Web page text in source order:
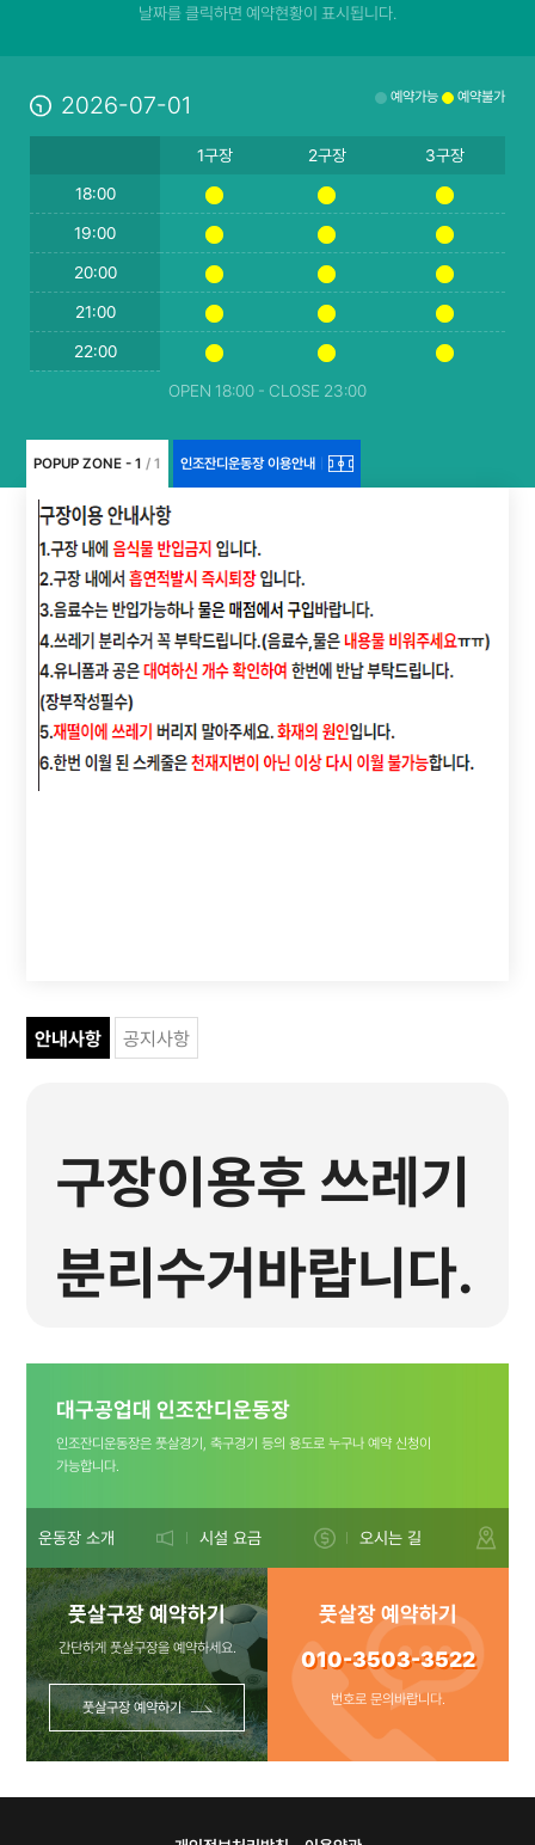
날짜를 클릭하면 예약현황이 표시됩니다.
2026-07-01 예약가능 예약불가
1구장 2구장
3구장
18:00
19:00
20:00
21:00
22:00
OPEN 18:00 - CLOSE 23:00
POPUP ZONE - 1 / 1 인조잔디운동장 이용안내
안내사항 공지사항
구장이용후 쓰레기
분리수거바랍니다.
(플라스틱은
비워주세요 ㅠㅠ)
문의사항:010-
3503-3522
대구공업대 인조잔디운동장
인조잔디운동장은 풋살경기, 축구경기 등의 용도로 누구나 예약 신청이
가능합니다.
운동장 소개 시설 요금 오시는 길
풋살구장 예약하기
간단하게 풋살구장을 예약하세요.
풋살구장 예약하기
풋살장 예약하기
010-3503-3522
번호로 문의바랍니다.